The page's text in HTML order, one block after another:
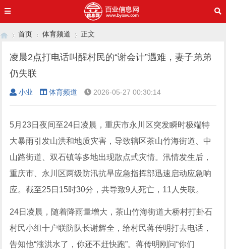
首页
›
体育频道 正文
凌晨2点打电话叫醒村民的“谢会计”遇难，妻子弟弟
仍失联
小业 体育频道 2026-05-27 00:30:14
5月23日夜间至24日凌晨，重庆市永川区突发瞬时极端特
大暴雨引发山洪和地质灾害，导致辖区茶山竹海街道、中
山路街道、双石镇等多地出现散点式灾情。汛情发生后，
重庆市、永川区两级防汛抗旱应急指挥部迅速启动应急响
应。截至25日15时30分，共导致9人死亡，11人失联。
24日凌晨，随着降雨量增大，茶山竹海街道大桥村打卦石
村民小组十户联防队长谢辉全，给村民蒋传明打去电话，
告知他“涨洪水了，你还不赶快跑”。蒋传明刚问“你们